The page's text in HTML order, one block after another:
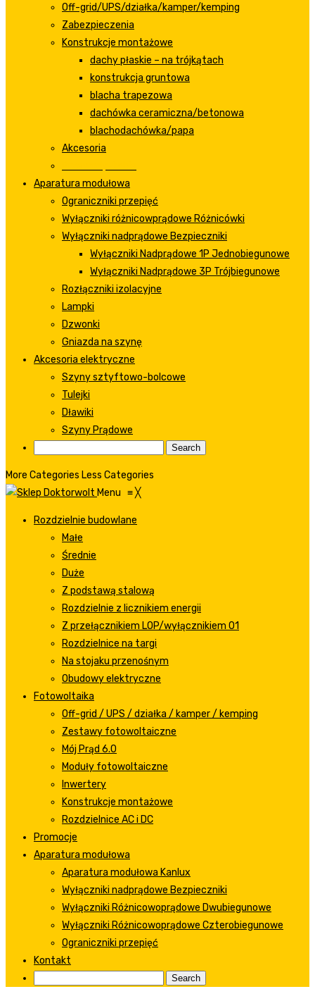
Off-grid/UPS/działka/kamper/kemping
Zabezpieczenia
Konstrukcje montażowe
dachy płaskie – na trójkątach
konstrukcja gruntowa
blacha trapezowa
dachówka ceramiczna/betonowa
blachodachówka/papa
Akcesoria
Aparatura modułowa
Ograniczniki przepięć
Wyłączniki różnicowprądowe Różnicówki
Wyłączniki nadprądowe Bezpieczniki
Wyłączniki Nadprądowe 1P Jednobiegunowe
Wyłączniki Nadprądowe 3P Trójbiegunowe
Rozłączniki izolacyjne
Lampki
Dzwonki
Gniazda na szynę
Akcesoria elektryczne
Szyny sztyftowo-bolcowe
Tulejki
Dławiki
Szyny Prądowe
More Categories Less Categories
Menu ≡╳
Rozdzielnie budowlane
Małe
Średnie
Duże
Z podstawą stalową
Rozdzielnie z licznikiem energii
Z przełącznikiem LOP/wyłącznikiem 01
Rozdzielnice na targi
Na stojaku przenośnym
Obudowy elektryczne
Fotowoltaika
Off-grid / UPS / działka / kamper / kemping
Zestawy fotowoltaiczne
Mój Prąd 6.0
Moduły fotowoltaiczne
Inwertery
Konstrukcje montażowe
Rozdzielnice AC i DC
Promocje
Aparatura modułowa
Aparatura modułowa Kanlux
Wyłączniki nadprądowe Bezpieczniki
Wyłączniki Różnicowoprądowe Dwubiegunowe
Wyłączniki Różnicowoprądowe Czterobiegunowe
Ograniczniki przepięć
Kontakt